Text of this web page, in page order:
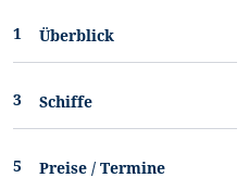
Überblick
Schiffe
Preise / Termine